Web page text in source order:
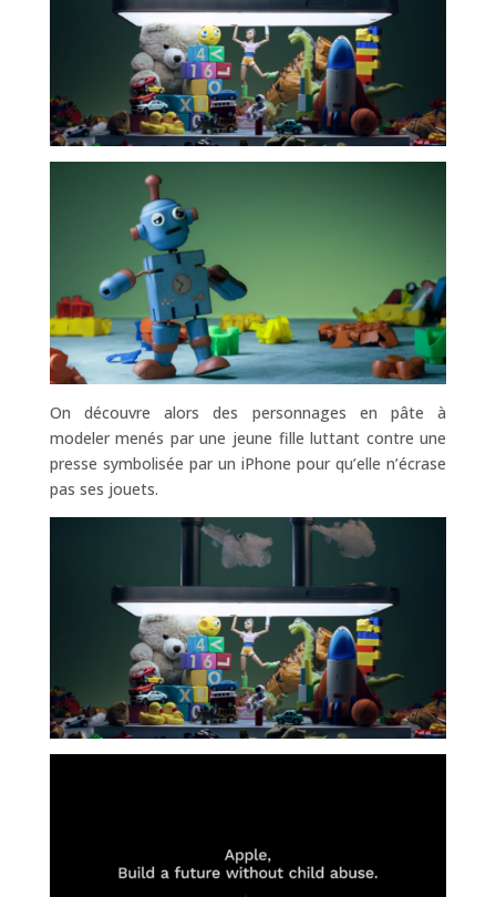
On découvre alors des personnages en pâte à
modeler menés par une jeune fille luttant contre une
presse symbolisée par un iPhone pour qu’elle n’écrase
pas ses jouets.